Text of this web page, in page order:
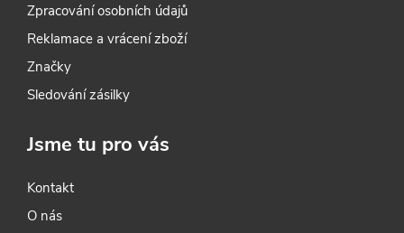
Zpracování osobních údajů
Reklamace a vrácení zboží
Značky
Sledování zásilky
Jsme tu pro vás
Kontakt
O nás